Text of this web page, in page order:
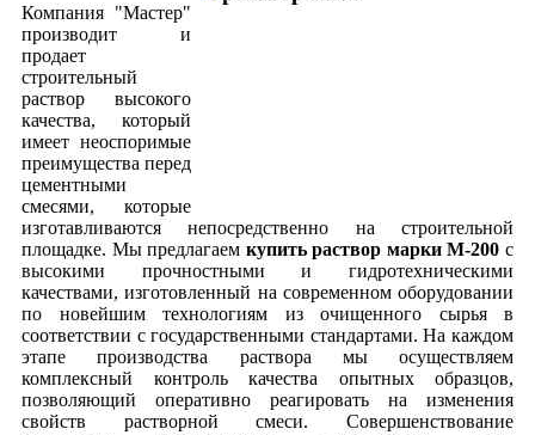
Компания "Мастер"
производит и
продает
строительный
раствор высокого
качества, который
имеет неоспоримые
преимущества перед
цементными
смесями, которые
изготавливаются непосредственно на строительной
площадке. Мы предлагаем купить раствор марки М-200с
высокими прочностными и гидротехническими
качествами, изготовленный на современном оборудовании
по новейшим технологиям из очищенного сырья в
соответствии с государственными стандартами. На каждом
этапе производства раствора мы осуществляем
комплексный контроль качества опытных образцов,
позволяющий оперативно реагировать на изменения
свойств растворной смеси. Совершенствование